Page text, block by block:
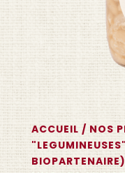
ACCUEIL / NOS
BIOPARTENAIRE)